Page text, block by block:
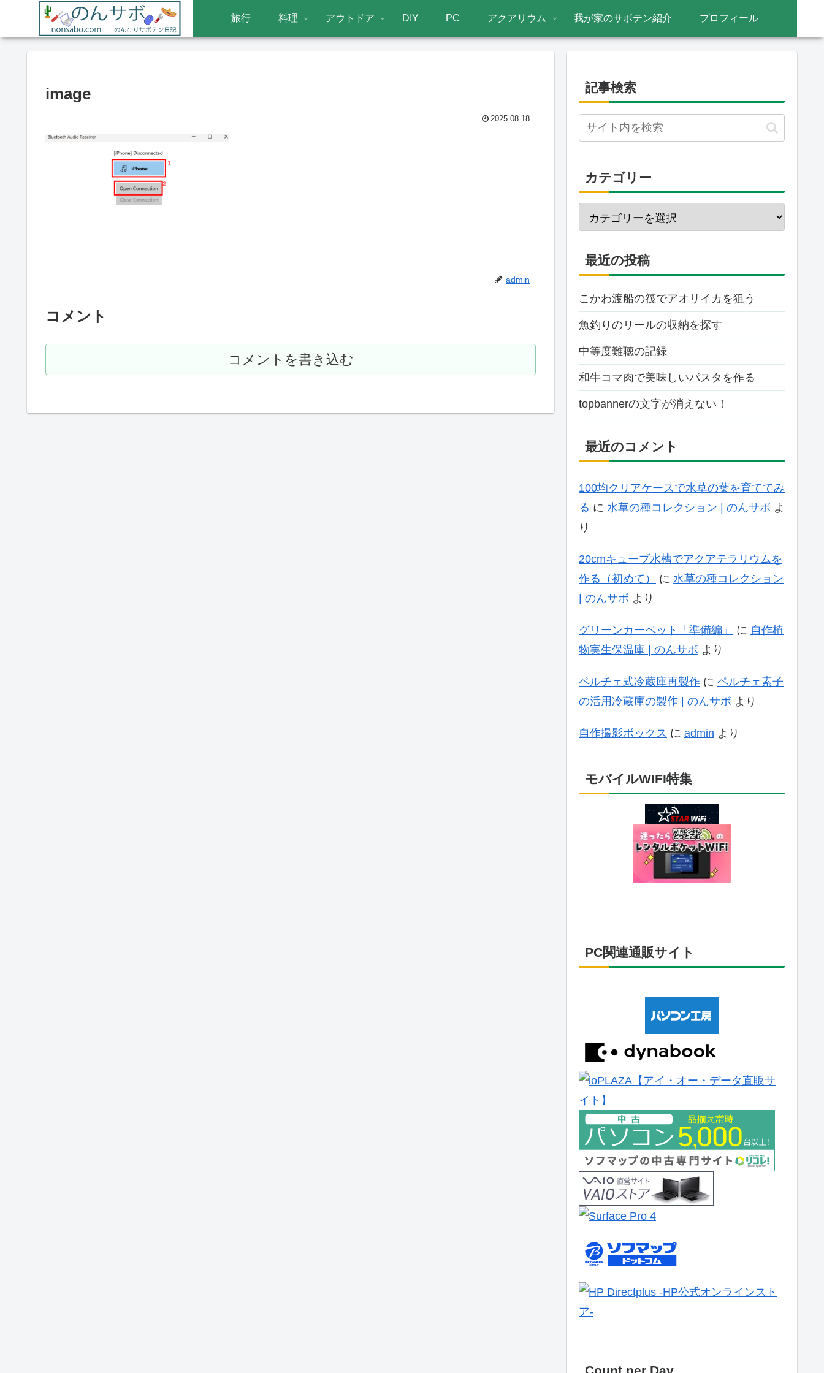
旅行 料理 アウトドア DIY PC アクアリウム 我が家のサボテン紹介 プロフィール
image
2025.08.18
admin
コメント
コメントを書き込む
記事検索
カテゴリー
最近の投稿
こかわ渡船の筏でアオリイカを狙う
魚釣りのリールの収納を探す
中等度難聴の記録
和牛コマ肉で美味しいパスタを作る
topbannerの文字が消えない！
最近のコメント
100均クリアケースで水草の葉を育ててみ
る に 水草の種コレクション | のんサボ よ
り
20cmキューブ水槽でアクアテラリウムを
作る（初めて）
に 水草の種コレクション
| のんサボ より
グリーンカーペット「準備編」 に 自作植
物実生保温庫 | のんサボ より
ペルチェ式冷蔵庫再製作 に ペルチェ素子
の活用冷蔵庫の製作 | のんサボ より
自作撮影ボックス に admin より
モバイルWIFI特集
PC関連通販サイト